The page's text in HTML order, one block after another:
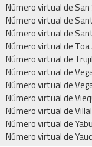
Número virtual de
Número virtual de
Número virtual de
Número virtual de
Número virtual de
Número virtual de
Número virtual de
Número virtual de
Número virtual de
Número virtual de
Número virtual de